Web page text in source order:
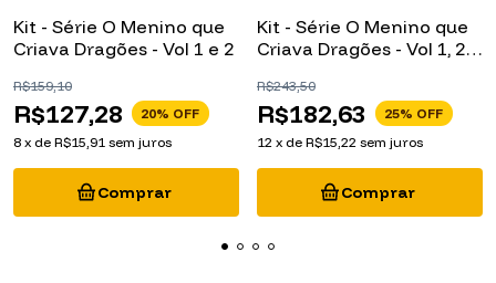
Kit - Série O Menino que
Criava Dragões - Vol 1 e 2
R$127,28
R$159,10
20% OFF
8 x de R$15,91 sem juros
Kit - Série O Menino que
Criava Dragões - Vol 1, 2 e
R$182,63
R$243,50
25% OFF
12 x de R$15,22 sem juros